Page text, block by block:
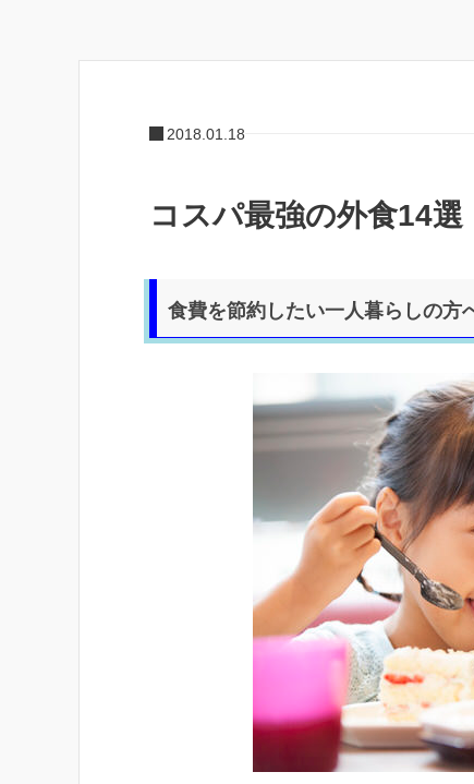
2018.01.18
コスパ最強の外食14
食費を節約したい一人暮らしの方